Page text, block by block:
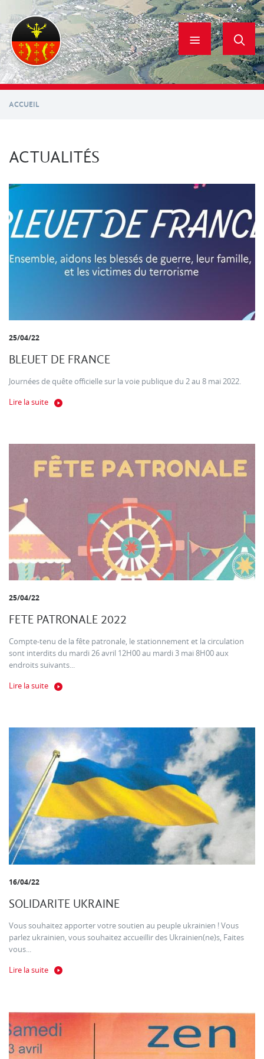
contenu
principal
ACCUEIL
ACTUALITÉS
25/04/22
BLEUET DE FRANCE
Journées de quête officielle sur la voie publique du 2 au 8 mai 2022.
Lire la suite
25/04/22
FETE PATRONALE 2022
Compte-tenu de la fête patronale, le stationnement et la circulation
sont interdits du mardi 26 avril 12H00 au mardi 3 mai 8H00 aux
endroits suivants...
Lire la suite
16/04/22
SOLIDARITE UKRAINE
Vous souhaitez apporter votre soutien au peuple ukrainien ! Vous
parlez ukrainien, vous souhaitez accueillir des Ukrainien(ne)s, Faites
vous...
Lire la suite